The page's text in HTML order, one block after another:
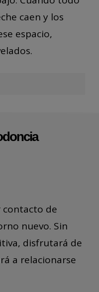
caen y los
espacio,
colocan en
muelas
de leche.
es la falta
los primeros
contacto de
nuevo. Sin
disfrutará de
a relacionarse